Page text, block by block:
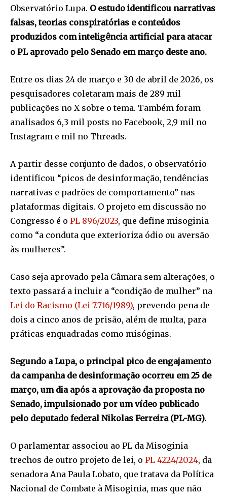
Observatório Lupa. O estudo identificou narrativas
falsas, teorias conspiratórias e conteúdos
produzidos com inteligência artificial para atacar
o PL aprovado pelo Senado em março deste ano.
Entre os dias 24 de março e 30 de abril de 2026, os
pesquisadores coletaram mais de 289 mil
publicações no X sobre o tema. Também foram
analisados 6,3 mil posts no Facebook, 2,9 mil no
Instagram e mil no Threads.
A partir desse conjunto de dados, o observatório
identificou “picos de desinformação, tendências
narrativas e padrões de comportamento” nas
plataformas digitais. O projeto em discussão no
Congresso é o PL 896/2023, que define misoginia
como “a conduta que exterioriza ódio ou aversão
às mulheres”.
Caso seja aprovado pela Câmara sem alterações, o
texto passará a incluir a “condição de mulher” na
Lei do Racismo (Lei 7.716/1989), prevendo pena de
dois a cinco anos de prisão, além de multa, para
práticas enquadradas como misóginas.
Segundo a Lupa, o principal pico de engajamento
da campanha de desinformação ocorreu em 25 de
março, um dia após a aprovação da proposta no
Senado, impulsionado por um vídeo publicado
pelo deputado federal Nikolas Ferreira (PL-MG).
O parlamentar associou ao PL da Misoginia
trechos de outro projeto de lei, o PL 4224/2024, da
senadora Ana Paula Lobato, que tratava da Política
Nacional de Combate à Misoginia, mas que não